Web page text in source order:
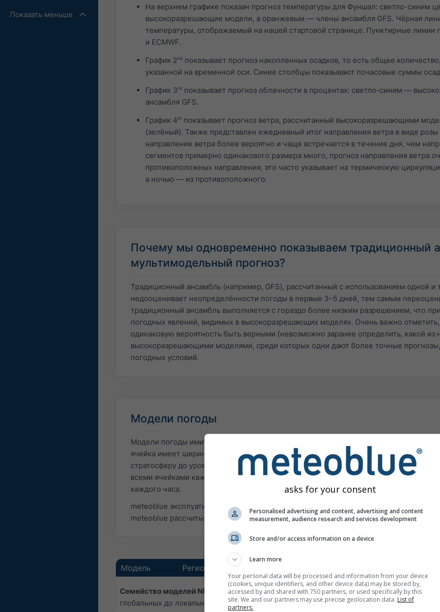
Показать меньше
На верхнем графике показан прогноз температуры для Фуншал: светло-синим
высокоразрешающие модели, а оранжевым — члены ансамбля GFS. Чёрная
температуры, отображаемый на нашей стартовой странице. Пунктирные линии
и ECMWF.
График 2nd показывает прогноз накопленных осадков, то есть общее
указанной на временной оси. Синие столбцы показывают почасовые суммы
График 3rd показывает прогноз облачности в процентах: светло-синим —
ансамбля GFS.
График 4th показывает прогноз ветра, рассчитанный высокоразрешающими
(зелёный). Также представлен ежедневный итог направления ветра в виде
направление ветра более вероятно и чаще встречается в течение дня, чем
сегментов примерно одинакового размера много, прогноз направления ветра
противоположных направления, это часто указывает на термическую
а ночью — из противоположного.
Почему мы одновременно показываем традиционный
мультимодельный прогноз?
Традиционный ансамбль (например, GFS), рассчитанный с использованием одной
недооценивает неопределённости погоды в первые 3–5 дней, тем самым
традиционный ансамбль выполняется с гораздо более низким разрешением, что
погодных явлений, видимых в высокоразрешающих моделях. Очень важно
одинаковую вероятность быть верными (невозможно заранее определить, какой из
высокоразрешающими моделями, среди которых одни дают более точные
погодных условий.
Модели погоды
Модели погоды имитируют физические процессы. Погодная модель разбивает мир
ячейка имеет ширину около 4–40 км и высоту 100 м – 2 км. Наши модели содержат
стратосферу до уровней 10–25 гПа (высота 60 км). Погода моделируется путём
всеми ячейками каждые несколько секунд, а такие параметры, как температура,
каждого часа.
meteoblue эксплуатирует большое количество моделей погоды и интегрирует
meteoblue рассчитываются два раза в день на выделенном
Модель Регион
Семейство моделей NEMS:
усовершенствованные преемники NMM (работают с 2013
глобальных до локальных доменов) и значительно улучшает прогноз развития облаков
asks for your consent
Personalised advertising and content, advertising and content
measurement, audience research and services development
Store and/or access information on a device
Learn more
Your personal data will be processed and information from your device
(cookies, unique identifiers, and other device data) may be stored by,
accessed by and shared with 750 partners, or used specifically by this
site. We and our partners may use precise geolocation data. List of
partners.